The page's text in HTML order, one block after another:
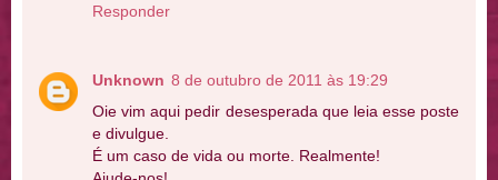
Responder
Unknown 8 de outubro de 2011 às 19:29
Oie vim aqui pedir desesperada que leia esse poste
e divulgue.
É um caso de vida ou morte. Realmente!